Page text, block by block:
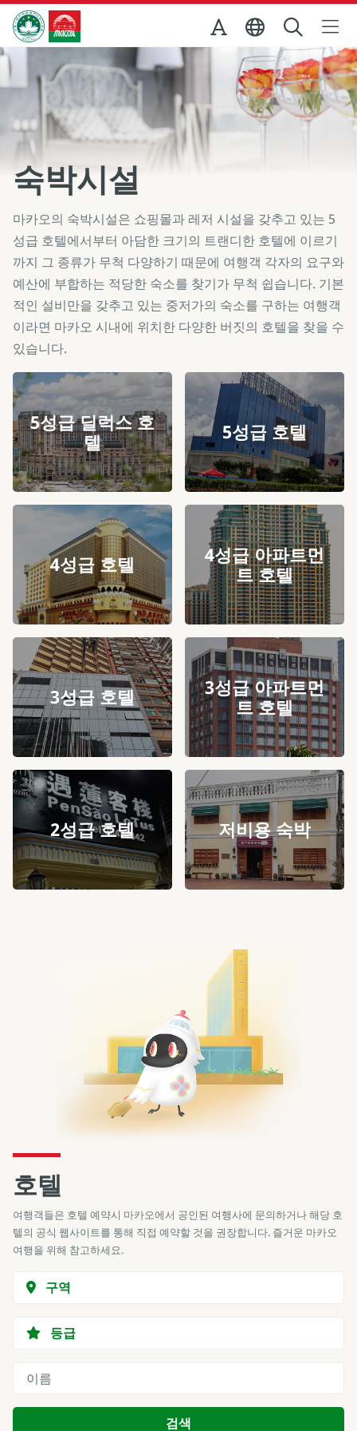
Skip to Main Content
마카오정부관광청
숙박시설
마카오의 숙박시설은 쇼핑몰과 레저 시설을 갖추고 있는 5
성급 호텔에서부터 아담한 크기의 트랜디한 호텔에 이르기
까지 그 종류가 무척 다양하기 때문에 여행객 각자의 요구와
예산에 부합하는 적당한 숙소를 찾기가 무척 쉽습니다. 기본
적인 설비만을 갖추고 있는 중저가의 숙소를 구하는 여행객
이라면 마카오 시내에 위치한 다양한 버짓의 호텔을 찾을 수
있습니다.
5성급 딜럭스 호
텔
5성급 호텔
4성급 호텔
4성급 아파트먼
트 호텔
3성급 호텔
3성급 아파트먼
트 호텔
2성급 호텔 저비용 숙박
호텔
여행객들은 호텔 예약시 마카오에서 공인된 여행사에 문의하거나 해당 호
텔의 공식 웹사이트를 통해 직접 예약할 것을 권장합니다. 즐거운 마카오
여행을 위해 참고하세요.
구역
등급